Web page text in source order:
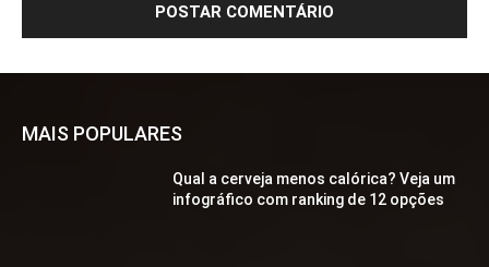
MAIS POPULARES
Qual a cerveja menos calórica? Veja um
infográfico com ranking de 12 opções